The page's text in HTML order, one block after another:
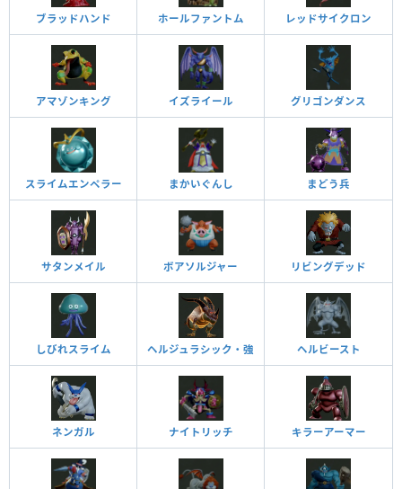
ブラッドハンド ホールファントム レッドサイクロン
アマゾンキング イズライール グリゴンダンス
スライムエンペラー まかいぐんし まどう兵
サタンメイル ボアソルジャー リビングデッド
しびれスライム ヘルジュラシック・強 ヘルビースト
ネンガル ナイトリッチ キラーアーマー